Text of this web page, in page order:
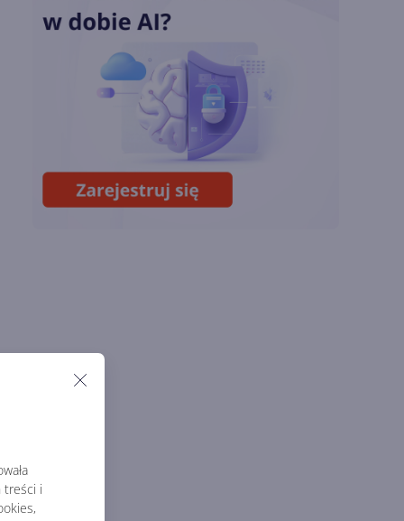
treści i
modeli GPT-5.6.
Odpowiedź na presję
Chin
Miliardy z AI i
chmury. Microsoft
ogłasza znakomite
wyniki i